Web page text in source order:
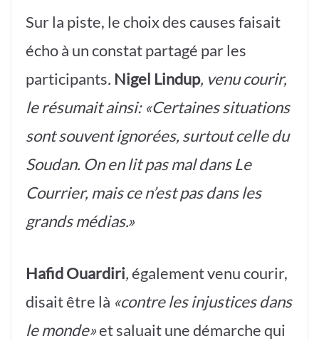
Sur la piste, le choix des causes faisait
écho à un constat partagé par les
participants. Nigel Lindup, venu courir,
le résumait ainsi: «Certaines situations
sont souvent ignorées, surtout celle du
Soudan. On en lit pas mal dans Le
Courrier, mais ce n’est pas dans les
grands médias.»
Hafid Ouardiri,également venu courir,
disait être là «contre les injustices dans
le monde»et saluait une démarche qui